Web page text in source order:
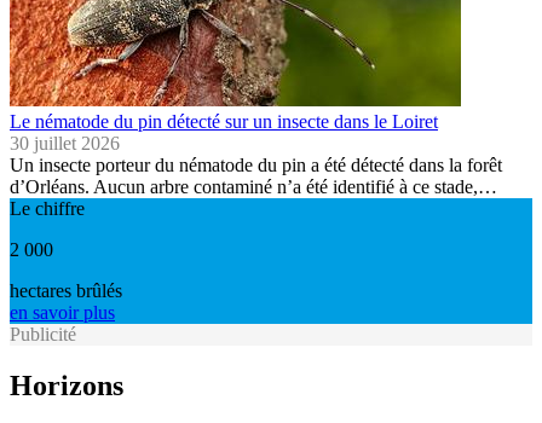
Le nématode du pin détecté sur un insecte dans le Loiret
30 juillet 2026
Un insecte porteur du nématode du pin a été détecté dans la forêt
d’Orléans. Aucun arbre contaminé n’a été identifié à ce stade,…
Le chiffre
2 000
hectares brûlés
en savoir plus
Publicité
Horizons